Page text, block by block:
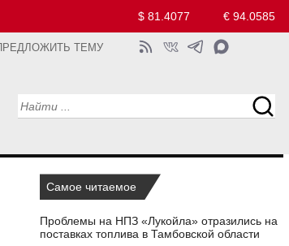
$ 81.4077 € 94.0585
ПРЕДЛОЖИТЬ ТЕМУ
Самое читаемое
Проблемы на НПЗ «Лукойла» отразились на
поставках топлива в Тамбовской области